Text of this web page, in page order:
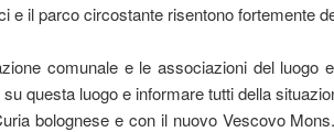
e il parco circostante risentono fortemente
comunale e le associazioni del luogo
questa luogo e informare tutti della
bolognese e con il nuovo Vescovo